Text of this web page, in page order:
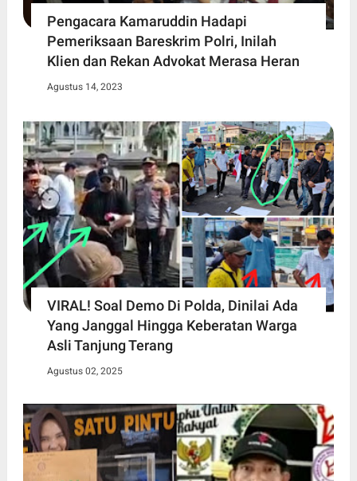
Pengacara Kamaruddin Hadapi
Pemeriksaan Bareskrim Polri, Inilah
Klien dan Rekan Advokat Merasa Heran
Agustus 14, 2023
VIRAL! Soal Demo Di Polda, Dinilai Ada
Yang Janggal Hingga Keberatan Warga
Asli Tanjung Terang
Agustus 02, 2025